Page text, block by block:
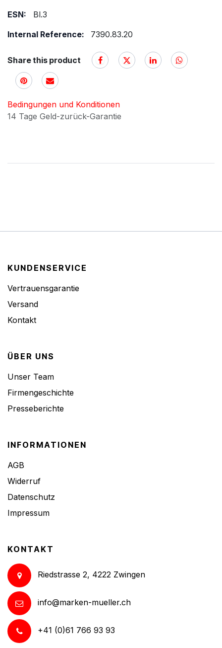
ESN:
Bl.3
Internal Reference:
7390.83.20
Share this product
Bedingungen und Konditionen
14 Tage Geld-zurück-Garantie
KUNDENSERVICE
Vertrauensgarantie
Versand
Kontakt
ÜBER UNS
Unser Team
Firmengeschichte
Presseberichte
INFORMATIONEN
AGB
Widerruf
Datenschutz
Impressum
KONTAKT
Riedstrasse 2, 4222 Zwingen
info@marken-mueller.ch
+41 (0)61 766 93 93